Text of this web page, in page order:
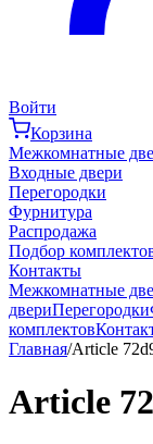
Войти
Корзина
Межкомнатные
Входные двери
Перегородки
Фурнитура
Распродажа
Подбор
Контакты
Межкомнатные
двериПерегородки
комплектов
Главная/Article
Article